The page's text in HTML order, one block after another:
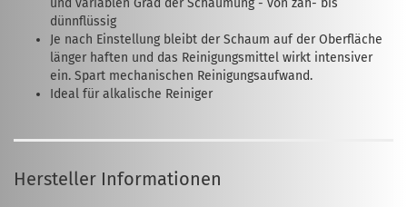
und variablen Grad der Schäumung - von zäh- bis
dünnflüssig
Je nach Einstellung bleibt der Schaum auf der Oberfläche
länger haften und das Reinigungsmittel wirkt intensiver
ein. Spart mechanischen Reinigungsaufwand.
Ideal für alkalische Reiniger
Hersteller Informationen